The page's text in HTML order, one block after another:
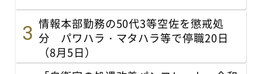
情報本部勤務の50代3等空佐を懲戒処
分 パワハラ・マタハラ等で停職20日
（8月5日）